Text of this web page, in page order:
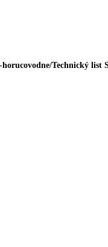
Technický list